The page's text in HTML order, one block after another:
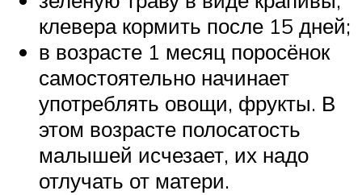
клевера кормить после 15 дней;
в возрасте 1 месяц поросёнок
самостоятельно начинает
употреблять овощи, фрукты. В
этом возрасте полосатость
малышей исчезает, их надо
отлучать от матери.